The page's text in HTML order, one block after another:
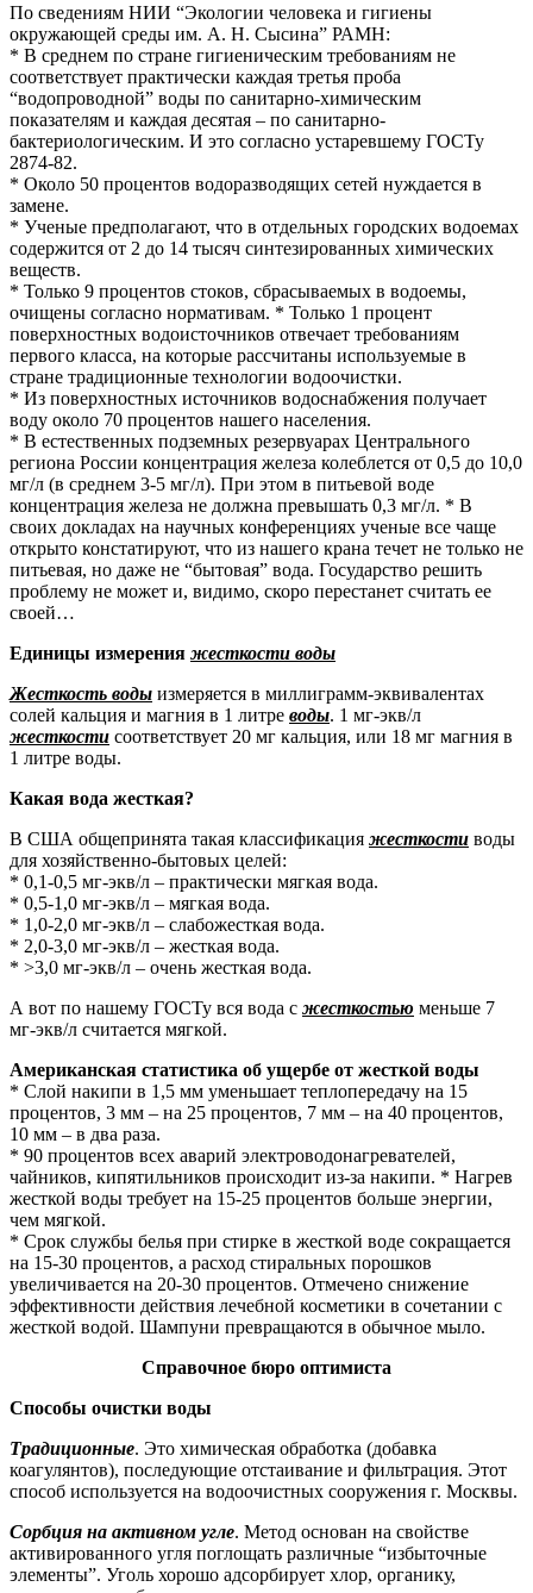
По сведениям НИИ “Экологии человека и гигиены
окружающей среды им. А. Н. Сысина” РАМН:
* В среднем по стране гигиеническим требованиям не
соответствует практически каждая третья проба
“водопроводной” воды по санитарно-химическим
показателям и каждая десятая – по санитарно-
бактериологическим. И это согласно устаревшему ГОСТу
2874-82.
* Около 50 процентов водоразводящих сетей нуждается в
замене.
* Ученые предполагают, что в отдельных городских водоемах
содержится от 2 до 14 тысяч синтезированных химических
веществ.
* Только 9 процентов стоков, сбрасываемых в водоемы,
очищены согласно нормативам. * Только 1 процент
поверхностных водоисточников отвечает требованиям
первого класса, на которые рассчитаны используемые в
стране традиционные технологии водоочистки.
* Из поверхностных источников водоснабжения получает
воду около 70 процентов нашего населения.
* В естественных подземных резервуарах Центрального
региона России концентрация железа колеблется от 0,5 до 10,0
мг/л (в среднем 3-5 мг/л). При этом в питьевой воде
концентрация железа не должна превышать 0,3 мг/л. * В
своих докладах на научных конференциях ученые все чаще
открыто констатируют, что из нашего крана течет не только не
питьевая, но даже не “бытовая” вода. Государство решить
проблему не может и, видимо, скоро перестанет считать ее
своей…
Единицы измерения жесткости воды
Жесткость воды измеряется в миллиграмм-эквивалентах
солей кальция и магния в 1 литре воды. 1 мг-экв/л
жесткости соответствует 20 мг кальция, или 18 мг магния в
1 литре воды.
Какая вода жесткая?
В США общепринята такая классификация жесткости воды
для хозяйственно-бытовых целей:
* 0,1-0,5 мг-экв/л – практически мягкая вода.
* 0,5-1,0 мг-экв/л – мягкая вода.
* 1,0-2,0 мг-экв/л – слабожесткая вода.
* 2,0-3,0 мг-экв/л – жесткая вода.
* >3,0 мг-экв/л – очень жесткая вода.
А вот по нашему ГОСТу вся вода с жесткостью меньше 7
мг-экв/л считается мягкой.
Американская статистика об ущербе от жесткой воды
* Слой накипи в 1,5 мм уменьшает теплопередачу на 15
процентов, 3 мм – на 25 процентов, 7 мм – на 40 процентов,
10 мм – в два раза.
* 90 процентов всех аварий электроводонагревателей,
чайников, кипятильников происходит из-за накипи. * Нагрев
жесткой воды требует на 15-25 процентов больше энергии,
чем мягкой.
* Срок службы белья при стирке в жесткой воде сокращается
на 15-30 процентов, а расход стиральных порошков
увеличивается на 20-30 процентов. Отмечено снижение
эффективности действия лечебной косметики в сочетании с
жесткой водой. Шампуни превращаются в обычное мыло.
Справочное бюро оптимиста
Способы очистки воды
Традиционные. Это химическая обработка (добавка
коагулянтов), последующие отстаивание и фильтрация. Этот
способ используется на водоочистных сооружения г. Москвы.
Сорбция на активном угле. Метод основан на свойстве
активированного угля поглощать различные “избыточные
элементы”. Уголь хорошо адсорбирует хлор, органику,